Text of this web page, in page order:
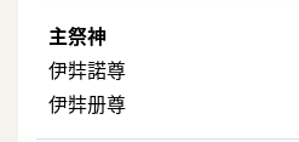
主祭神
伊弉諾尊
伊弉册尊